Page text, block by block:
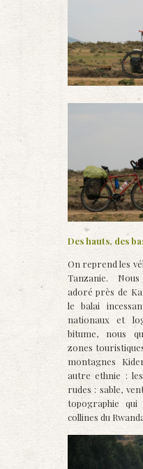
Des hauts, des
On reprend les
Tanzanie.
adoré près de
le balai
nationaux et
bitume, nous
zones
montagnes
autre ethnie :
rudes : sable,
topographie
collines du